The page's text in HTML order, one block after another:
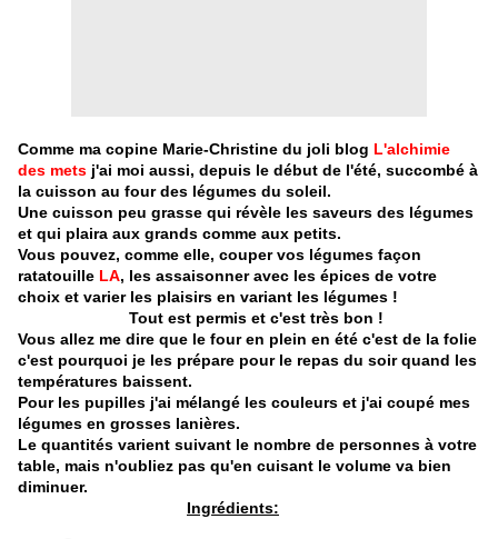
Comme ma copine Marie-Christine du joli blog L'alchimie
des mets j'ai moi aussi, depuis le début de l'été, succombé à
la cuisson au four des légumes du soleil.
Une cuisson peu grasse qui révèle les saveurs des légumes
et qui plaira aux grands comme aux petits.
Vous pouvez, comme elle, couper vos légumes façon
ratatouille LA, les assaisonner avec les épices de votre
choix et varier les plaisirs en variant les légumes !
Tout est permis et c'est très bon !
Vous allez me dire que le four en plein en été c'est de la folie
c'est pourquoi je les prépare pour le repas du soir quand les
températures baissent.
Pour les pupilles j'ai mélangé les couleurs et j'ai coupé mes
légumes en grosses lanières.
Le quantités varient suivant le nombre de personnes à votre
table, mais n'oubliez pas qu'en cuisant le volume va bien
diminuer.
Ingrédients: